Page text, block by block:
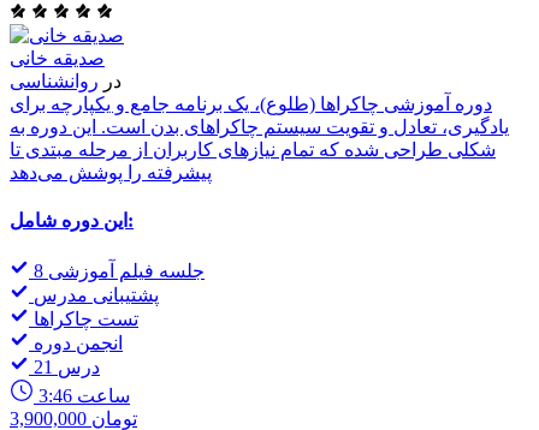
صدیقه خانی
در روانشناسی
دوره آموزشی چاکراها (طلوع)، یک برنامه جامع و یکپارچه برای
یادگیری، تعادل و تقویت سیستم چاکراهای بدن است. این دوره به
شکلی طراحی شده که تمام نیازهای کاربران از مرحله مبتدی تا
پیشرفته را پوشش می‌دهد
این دوره شامل:
8 جلسه فیلم آموزشی
پشتیبانی مدرس
تست چاکراها
انجمن دوره
21 درس
3:46 ساعت
3,900,000 تومان